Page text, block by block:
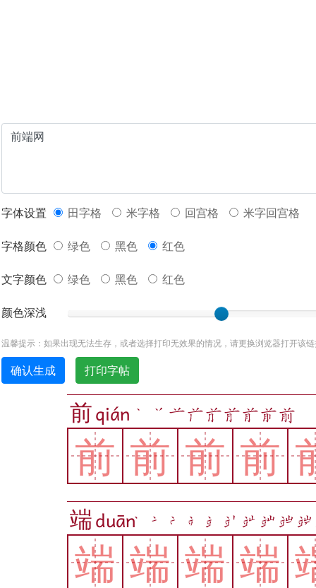
字体设置 田字格 米字格 回宫格 米字回宫格
字格颜色 绿色 黑色 红色
文字颜色 绿色 黑色 红色
颜色深浅
温馨提示：如果出现无法生存，或者选择打印无效果的情况，请更换浏览器打开该
确认生成 打印字帖
前 qián
前 前 前 前
端 duān
端 端 端 端